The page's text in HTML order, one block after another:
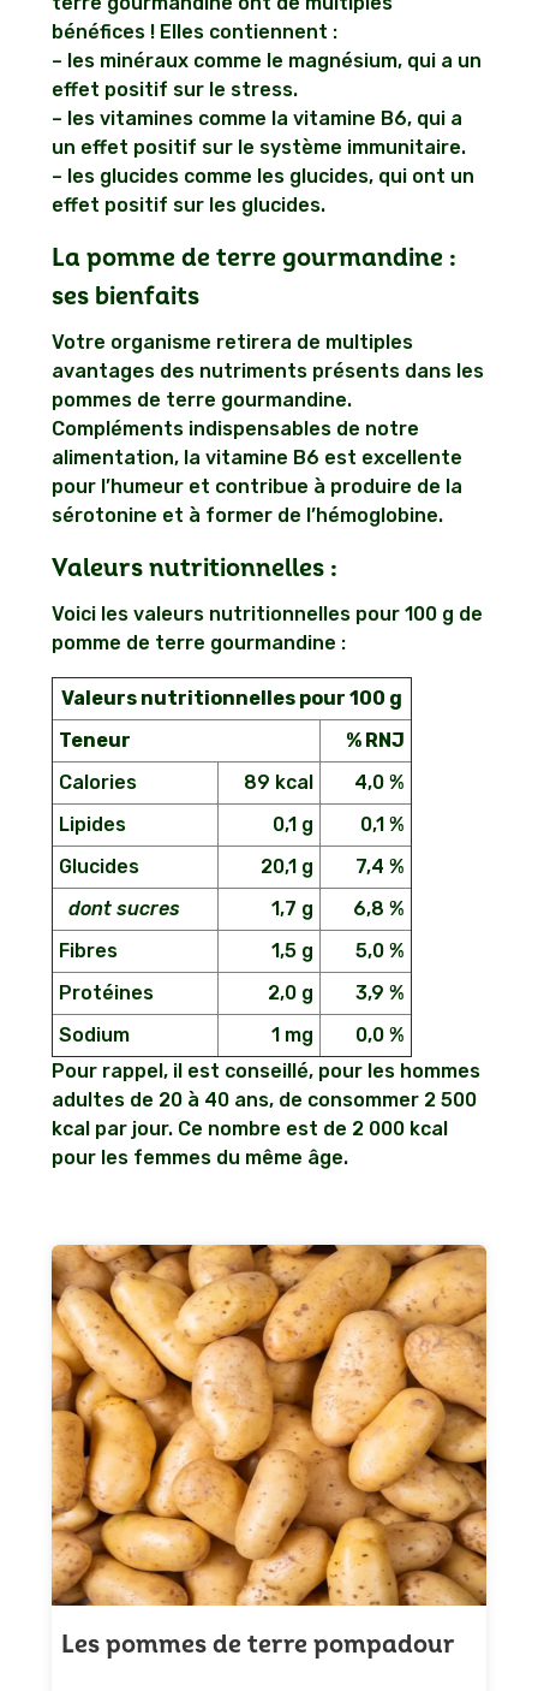
bénéfices ! Elles contiennent :
– les minéraux comme le magnésium, qui a un
effet positif sur le stress.
– les vitamines comme la vitamine B6, qui a
un effet positif sur le système immunitaire.
– les glucides comme les glucides, qui ont un
effet positif sur les glucides.
La pomme de terre gourmandine :
ses bienfaits
Votre organisme retirera de multiples
avantages des nutriments présents dans les
pommes de terre gourmandine.
Compléments indispensables de notre
alimentation, la vitamine B6 est excellente
pour l’humeur et contribue à produire de la
sérotonine et à former de l’hémoglobine.
Valeurs nutritionnelles :
Voici les valeurs nutritionnelles pour 100 g de
pomme de terre gourmandine :
Valeurs nutritionnelles pour 100 g
Teneur
% RNJ
Calories
89 kcal
4,0 %
Lipides
0,1 g
0,1 %
Glucides
20,1 g
7,4 %
dont sucres
1,7 g
6,8 %
Fibres
1,5 g
5,0 %
Protéines
2,0 g
3,9 %
Sodium
1 mg
0,0 %
Pour rappel, il est conseillé, pour les hommes
adultes de 20 à 40 ans, de consommer 2 500
kcal par jour. Ce nombre est de 2 000 kcal
pour les femmes du même âge.
Les pommes de terre pompadour